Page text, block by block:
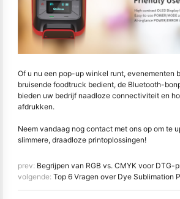
Of u nu een pop-up winkel runt, evenementen
bruisende foodtruck bedient, de Bluetooth-
bieden uw bedrijf naadloze connectiviteit en
afdrukken.
Neem vandaag nog contact met ons op om te
slimmere, draadloze printoplossingen!
prev: Begrijpen van RGB vs. CMYK voor DTG-
volgende: Top 6 Vragen over Dye Sublimation